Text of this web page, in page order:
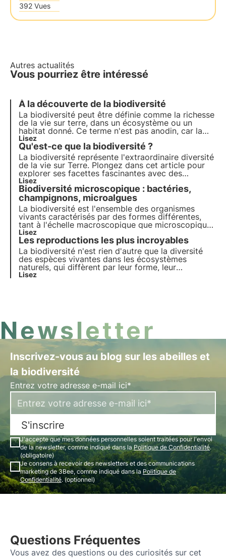
392 Vues
Autres actualités
Vous pourriez être intéressé
À la découverte de la biodiversité
La biodiversité peut être définie comme la richesse
de la vie sur terre, dans un écosystème ou un
habitat donné. Ce terme n'est pas anodin, car la
diversité des espèces sur terre et dans la mer est
un bien si précieux qu'il est considéré comme
inestimable.
Lisez
Qu'est-ce que la biodiversité ?
La biodiversité représente l'extraordinaire diversité
de la vie sur Terre. Plongez dans cet article pour
explorer ses facettes fascinantes avec des
exemples concrets et découvrez pourquoi elle est
si importante.
Lisez
Biodiversité microscopique : bactéries,
champignons, microalgues
La biodiversité est l'ensemble des organismes
vivants caractérisés par des formes différentes,
tant à l'échelle macroscopique que microscopique.
La biodiversité microscopique joue un rôle
essentiel dans la régulation des écosystèmes et
fournit de nombreux services exploités par
l'homme depuis l'Antiquité.
Lisez
Les reproductions les plus incroyables
La biodiversité n'est rien d'autre que la diversité
des espèces vivantes dans les écosystèmes
naturels, qui diffèrent par leur forme, leur
comportement, mais aussi leur mode de
Lisez
Newsletter
Inscrivez-vous au blog sur les abeilles et
la biodiversité
Entrez votre adresse e-mail ici*
S'inscrire
J'accepte que mes données personnelles soient traitées pour l'envoi
de la newsletter, comme indiqué dans la Politique de Confidentialité.
(obligatoire)
Je consens à recevoir des newsletters et des communications
marketing de 3Bee, comme indiqué dans la Politique de
Confidentialité. (optionnel)
Questions Fréquentes
Vous avez des questions ou des curiosités sur cet